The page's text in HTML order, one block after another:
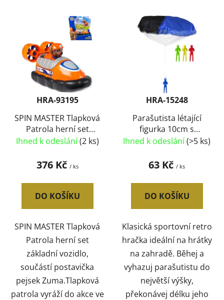
HRA-93195
SPIN MASTER Tlapková
Patrola herní set
základní vozidlo +
Ihned k odeslání(2 ks)
376 Kč / ks
DO KOŠÍKU
SPIN MASTER Tlapková
Patrola herní set
základní vozidlo,
součástí postavička
pejsek Zuma.Tlapková
patrola vyráží do akce ve
HRA-15248
Parašutista létající
figurka 10cm s
padákem 2 druhy 4
Ihned k odeslání(>5 ks)
63 Kč / ks
DO KOŠÍKU
Klasická sportovní retro
hračka ideální na hrátky
na zahradě. Běhej a
vyhazuj parašutistu do
největší výšky,
překonávej délku jeho